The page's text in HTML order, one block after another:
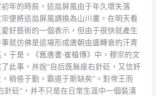
年的時辰，這扇屏風由于年久壞失落
便將這扇屏風調換為山川畫。在明天看
好藝術的一個表示，但由于很快就產生
就仿佛是這場形成唐朝由盛轉衰的汗青
于是，《舊唐書·崔植傳》中，穆宗的文
此事，并說“自后既無座右針砭，又信奸
稍倦于勤，霸道于斯缺矣”。對帝王而
針砭”，并不只是在日常生涯中一個裝潢